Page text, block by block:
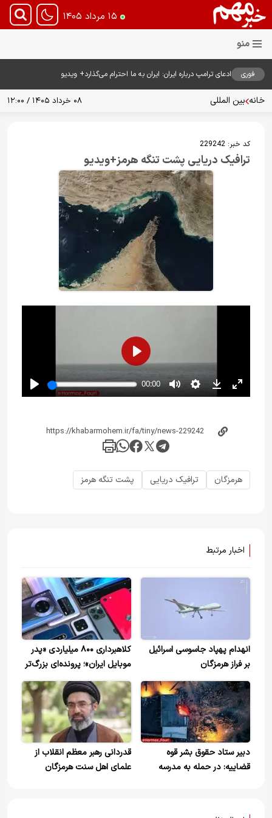
۱۵ مرداد ۱۴۰۵
فوری ادعای ترامپ درباره ایران: ایران به ما احترام می‌گذارد+ ویدیو
خانه بین المللی ۰۸ خرداد ۱۴۰۵ / ۱۲:۰۰
کد خبر: 229242
ترافیک دریایی پشت تنگه هرمز+ویدیو
هرمزگان ترافیک دریایی پشت تنگه هرمز
اخبار مرتبط
انهدام پهپاد جاسوسی اسرائیل
بر فراز هرمزگان
کلاهبرداری ۸۰۰ میلیاردی «پدر
موبایل ایران»؛ پرونده‌ای بزرگ‌تر
از کوروش کمپانی
دبیر ستاد حقوق بشر قوه
قضاییه: در حمله به مدرسه
قدردانی رهبر معظم انقلاب از
علمای اهل سنت هرمزگان